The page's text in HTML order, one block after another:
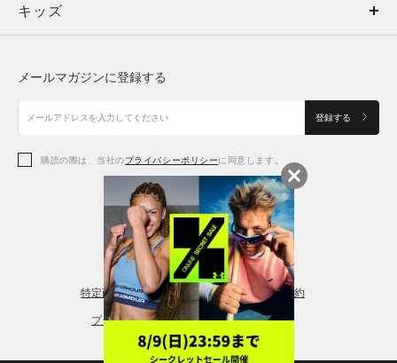
キッズ
アクセサリー
ボトムス
アクセサリー
トップス
シューズ
アクセサリー
レギンス＆タイツ
キッズ
シューズ
メールマガジンに登録する
登録する
購読の際は、当社のプライバシーポリシーに同意します。
特定商取引法に基づく通販の表記 会員規約
プライバシーポリシー